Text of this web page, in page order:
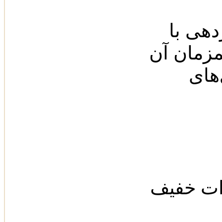
با
آن
خفیف